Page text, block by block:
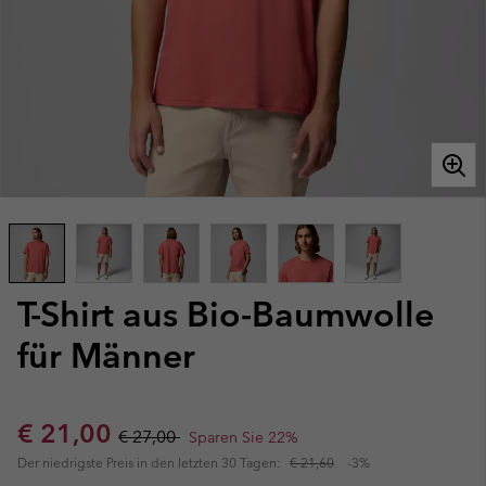
T-Shirt aus Bio-Baumwolle
für Männer
Sale price:
€ 21,00 Regular price:
€ 27,00 Sparen Sie 22%
Der niedrigste Preis in den letzten 30 Tagen: € 21,60 -3%